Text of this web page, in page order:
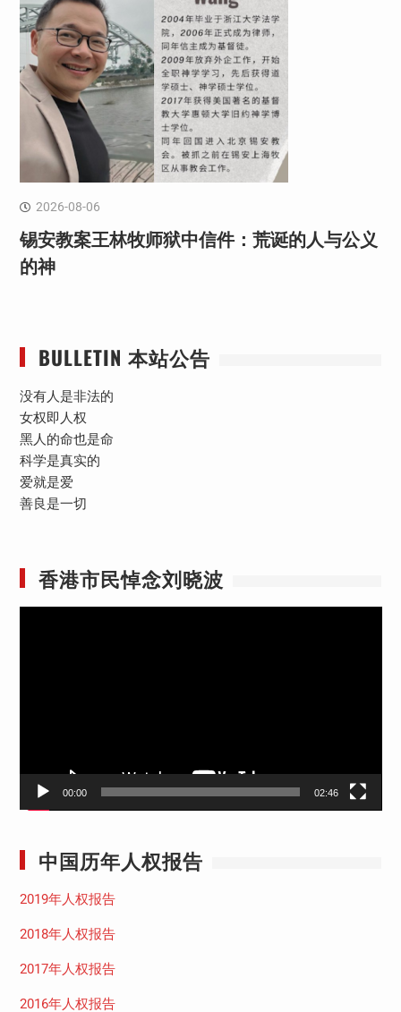
2026-08-06
锡安教案王林牧师狱中信件：荒诞的人与公义
的神
BULLETIN 本站公告
没有人是非法的
女权即人权
黑人的命也是命
科学是真实的
爱就是爱
善良是一切
香港市民悼念刘晓波
00:00 02:46
中国历年人权报告
2019年人权报告
2018年人权报告
2017年人权报告
2016年人权报告